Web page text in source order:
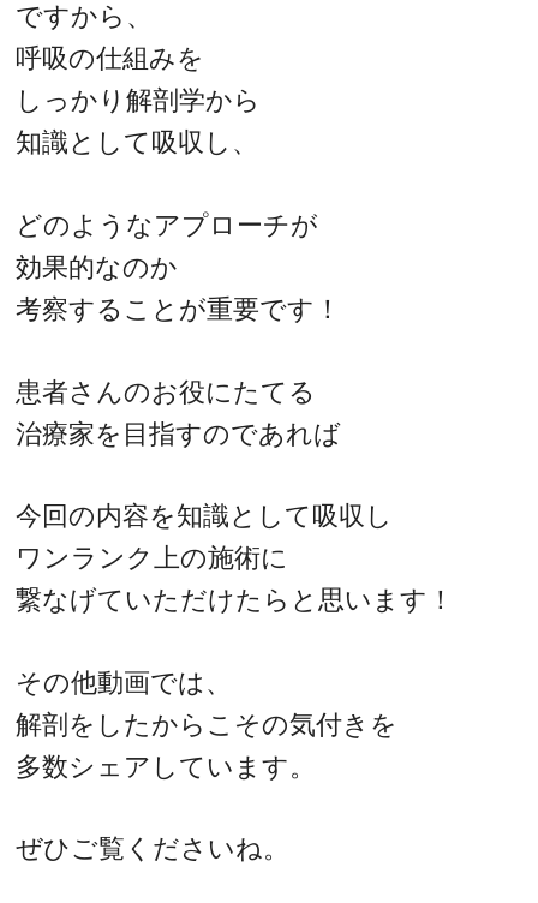
ですから、
呼吸の仕組みを
しっかり解剖学から
知識として吸収し、
どのようなアプローチが
効果的なのか
考察することが重要です！
患者さんのお役にたてる
治療家を目指すのであれば
今回の内容を知識として吸収し
ワンランク上の施術に
繋なげていただけたらと思います！
その他動画では、
解剖をしたからこその気付きを
多数シェアしています。
ぜひご覧くださいね。